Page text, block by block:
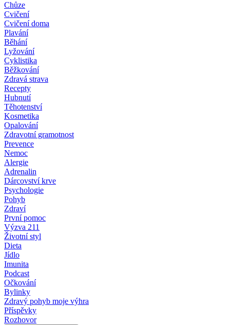
Chůze
Cvičení
Cvičení doma
Plavání
Běhání
Lyžování
Cyklistika
Běžkování
Zdravá strava
Recepty
Hubnutí
Těhotenství
Kosmetika
Opalování
Zdravotní gramotnost
Prevence
Nemoc
Alergie
Adrenalin
Dárcovství krve
Psychologie
Pohyb
Zdraví
První pomoc
Výzva 211
Životní styl
Dieta
Jídlo
Imunita
Podcast
Očkování
Bylinky
Zdravý pohyb moje výhra
Příspěvky
Rozhovor